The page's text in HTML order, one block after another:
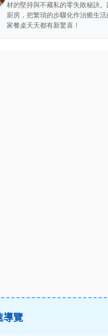
材的堅持與不藏私的零失敗秘訣。
廚房，把繁瑣的步驟化作治癒生
家餐桌天天都有新驚喜！
導覽